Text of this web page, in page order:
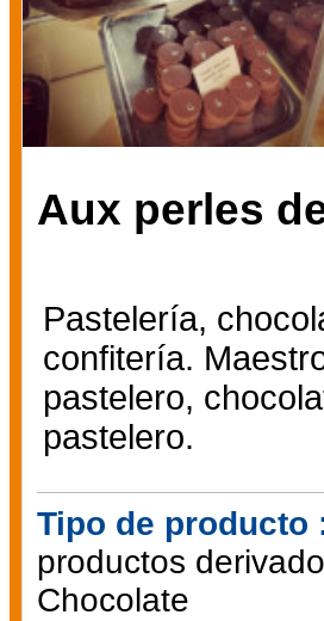
Aux perles
Pastelería,
confitería.
pastelero,
pastelero.
Tipo de producto
productos
Chocolate